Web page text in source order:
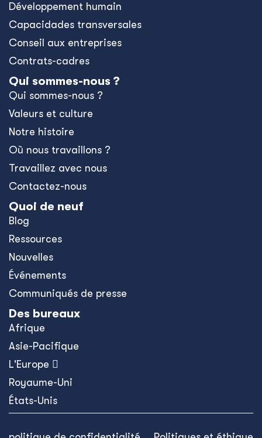
Développement humain
Capacidades transversales
Conseil aux entreprises
Contrats-cadres
Qui sommes-nous ?
Qui sommes-nous ?
Valeurs et culture
Notre histoire
Où nous travaillons ?
Travaillez avec nous
Contactez-nous
Quoi de neuf
Blog
Ressources
Nouvelles
Événements
Communiqués de presse
Des bureaux
Afrique
Asie-Pacifique
L'Europe 
Royaume-Uni
États-Unis